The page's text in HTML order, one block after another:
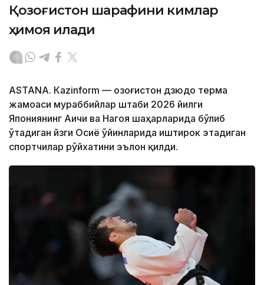
Қозоғистон шарафини кимлар
ҳимоя қилади
ASTANА. Кazinform — Қозоғистон дзюдо терма
жамоаси мураббийлар штаби 2026 йилги
Япониянинг Аичи ва Нагоя шаҳарларида бўлиб
ўтадиган йзги Осиё ўйинларида иштирок этадиган
спортчилар рўйхатини эълон қилди.